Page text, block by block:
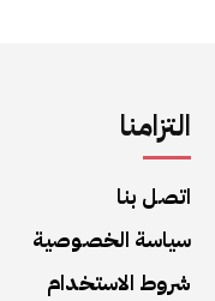
التزامنا
اتصل بنا
سياسة الخصوصية
شروط الاستخدام